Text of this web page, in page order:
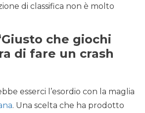
di classifica non è molto
che giochi
di fare un crash
esserci l’esordio con la maglia
. Una scelta che ha prodotto